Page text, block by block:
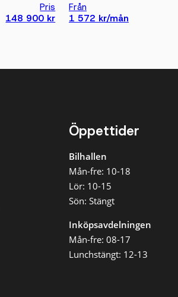
Pris
148 900 kr
Från
1 572 kr/mån
Öppettider
Bilhallen
Mån-fre: 10-18
Lör: 10-15
Sön: Stängt
Inköpsavdelningen
Mån-fre: 08-17
Lunchstängt: 12-13